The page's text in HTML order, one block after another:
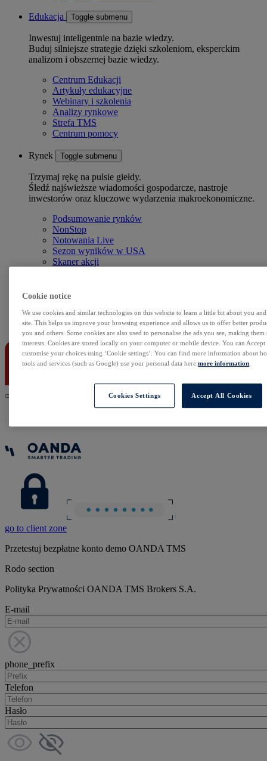
Edukacja Toggle submenu
Inwestuj inteligentnie na bazie wiedzy.
Buduj silniejsze strategie dzięki szkoleniom, eksperckim
analizom i obszernej bazie wiedzy.
Centrum Edukacji
Artykuły edukacyjne
Webinary i szkolenia
Analizy rynkowe
Strefa TMS
Centrum pomocy
Rynek Toggle submenu
Trzymaj rękę na pulsie giełdy.
Śledź najświeższe wiadomości gospodarcze, nastroje
inwestorów oraz kluczowe wydarzenia makroekonomiczne.
Podsumowanie rynków
NonStop
Notowania Live
Sezon wyników w USA
Skaner akcji
Sentyment Klientów
Kontakt
go to client zone
Przetestuj bezpłatne konto demo OANDA TMS
Rodo section
Polityka Prywatności OANDA TMS Brokers S.A.
E-mail
phone_prefix
Telefon
Hasło
Cookie notice
We use cookies and similar technologies on this website to learn a little bit about you
site. This helps us improve your browsing experience and allows us to offer better
you and others. Some cookies are also used to personalise the ads you see, making
interests. Cookies are stored locally on your computer or mobile device. You can
customise your choices using ‘Cookie settings’. You can find more information about
tools and services (such as Google) use your personal data here:more information
Cookies Settings Accept All Cookies